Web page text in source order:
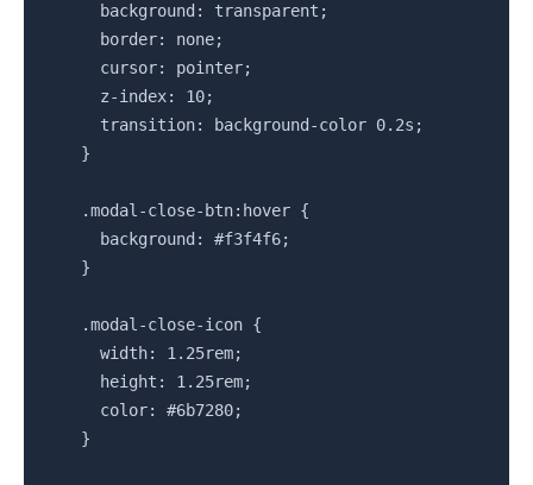
      background: transparent;
      border: none;
      cursor: pointer;
      z-index: 10;
      transition: background-color 0.2s;
    }
    .modal-close-btn:hover {
      background: #f3f4f6;
    }
    .modal-close-icon {
      width: 1.25rem;
      height: 1.25rem;
      color: #6b7280;
    }